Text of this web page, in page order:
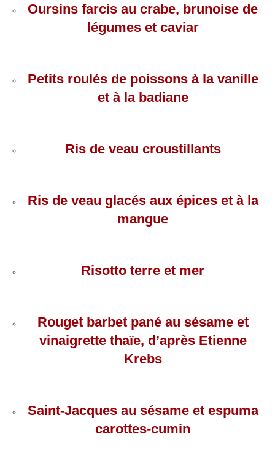
Oursins farcis au crabe, brunoise de
légumes et caviar
Petits roulés de poissons à la vanille
et à la badiane
Ris de veau croustillants
Ris de veau glacés aux épices et à la
mangue
Risotto terre et mer
Rouget barbet pané au sésame et
vinaigrette thaïe, d’après Etienne
Krebs
Saint-Jacques au sésame et espuma
carottes-cumin